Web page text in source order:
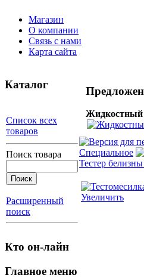
Магазин
О компании
Связь с нами
Карта сайта
Каталог
Список всех
товаров
Поиск товара
Расширенный
поиск
Кто он-лайн
Главное меню
Жидкостный
Специальное
Тестер
Увеличить